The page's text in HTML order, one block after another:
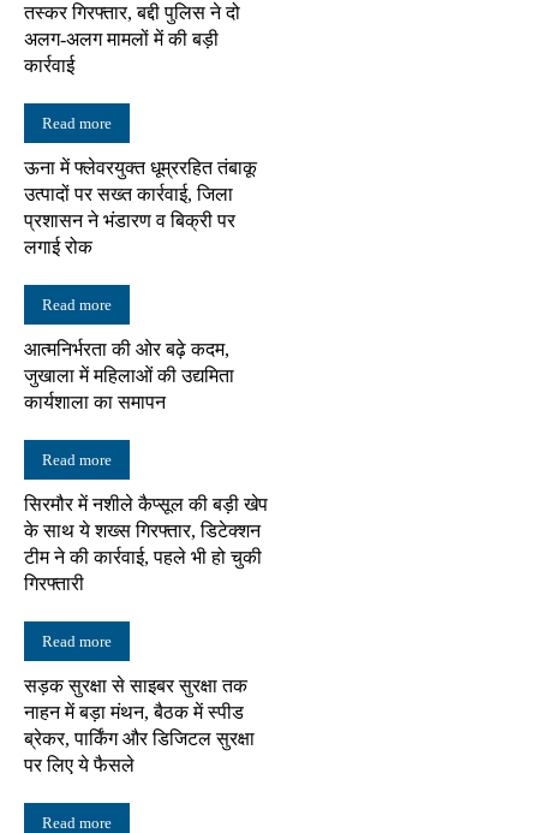
तस्कर गिरफ्तार, बद्दी पुलिस ने दो
अलग-अलग मामलों में की बड़ी
कार्रवाई
Read more
ऊना में फ्लेवरयुक्त धूम्ररहित तंबाकू
उत्पादों पर सख्त कार्रवाई, जिला
प्रशासन ने भंडारण व बिक्री पर
लगाई रोक
Read more
आत्मनिर्भरता की ओर बढ़े कदम,
जुखाला में महिलाओं की उद्यमिता
कार्यशाला का समापन
Read more
सिरमौर में नशीले कैप्सूल की बड़ी खेप
के साथ ये शख्स गिरफ्तार, डिटेक्शन
टीम ने की कार्रवाई, पहले भी हो चुकी
गिरफ्तारी
Read more
सड़क सुरक्षा से साइबर सुरक्षा तक
नाहन में बड़ा मंथन, बैठक में स्पीड
ब्रेकर, पार्किंग और डिजिटल सुरक्षा
पर लिए ये फैसले
Read more